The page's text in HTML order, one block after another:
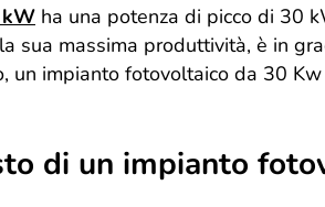
ha una potenza di picco di 30
sua massima produttività, è in
un impianto fotovoltaico da 30
di un impianto